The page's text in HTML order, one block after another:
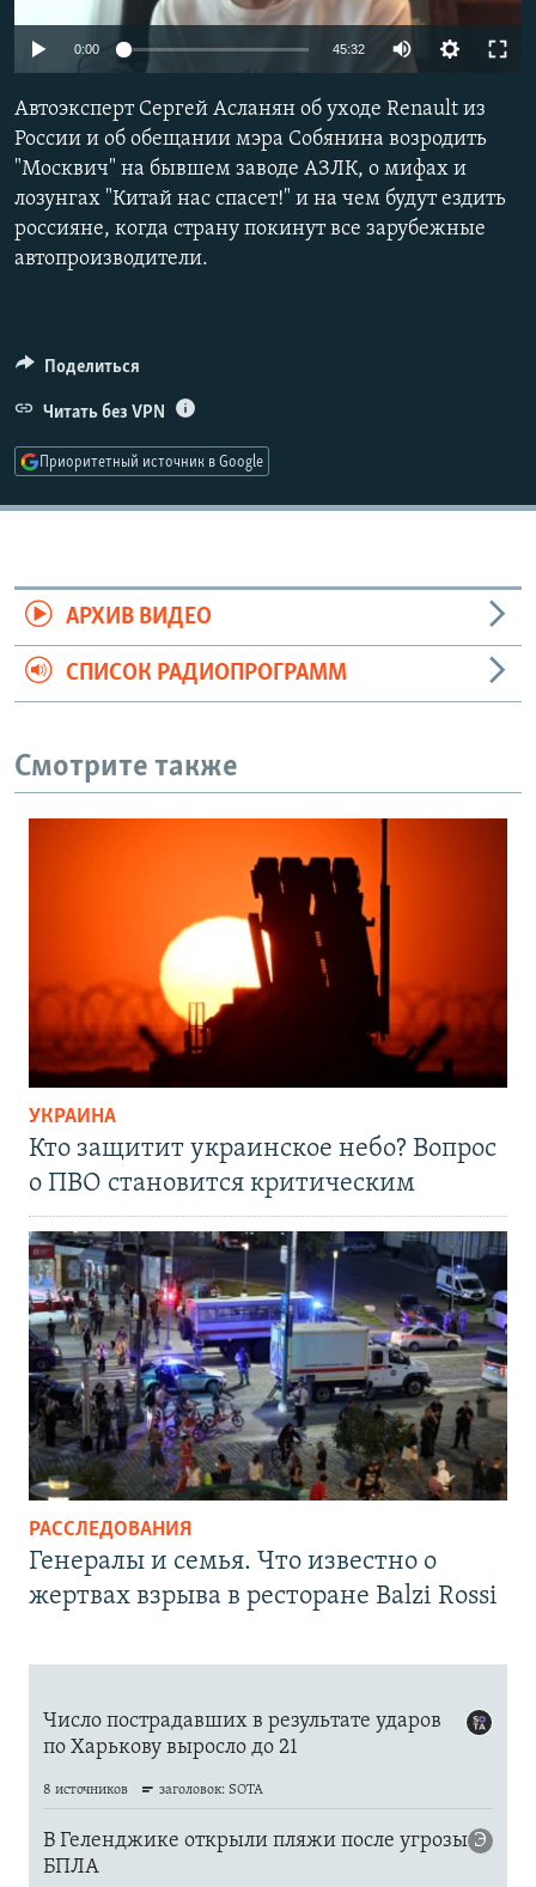
РАСПИСАНИЕ ВЕЩАНИЯ
ПОДПИШИТЕСЬ НА РАССЫЛКУ
СОЦИАЛЬНЫЕ СЕТИ
480p
720p 1080p
0:00 45:32
480p
720p
Автоэксперт Сергей Асланян об уходе Renault из
России и об обещании мэра Собянина возродить
"Москвич" на бывшем заводе АЗЛК, о мифах и
лозунгах "Китай нас спасет!" и на чем будут ездить
россияне, когда страну покинут все зарубежные
автопроизводители.
Поделиться
Читать без VPN
Приоритетный источник в Google
АРХИВ ВИДЕО
СПИСОК РАДИОПРОГРАММ
Смотрите также
УКРАИНА
Кто защитит украинское небо? Вопрос
о ПВО становится критическим
РАССЛЕДОВАНИЯ
Генералы и семья. Что известно о
жертвах взрыва в ресторане Balzi Rossi